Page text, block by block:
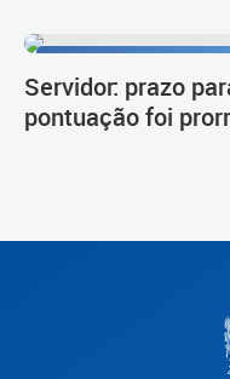
Servidor: prazo
pontuação foi